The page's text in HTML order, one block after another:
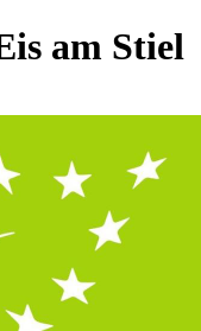
am Stiel